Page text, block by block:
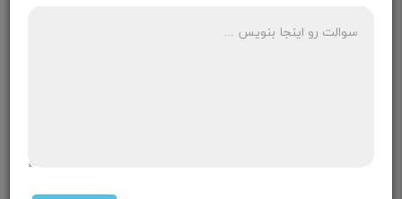
استفاده کرده است؟ تاثیری در جنسیت داشته است؟